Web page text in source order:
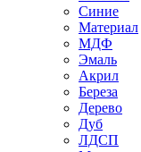
Синие
Материал
МДФ
Эмаль
Акрил
Береза
Дерево
Дуб
ЛДСП